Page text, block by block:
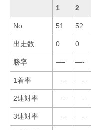
1 2
No. 51 52
出走数 0 0
勝率 —- —-
1着率 —- —-
2連対率 —- —-
3連対率 —- —-